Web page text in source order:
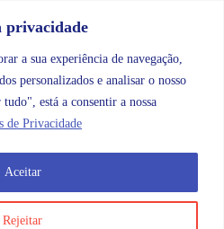
privacidade
a sua experiência de navegação,
personalizados e analisar o nosso
está a consentir a nossa
de Privacidade
Rejeitar
Aceitar
Palmilhas